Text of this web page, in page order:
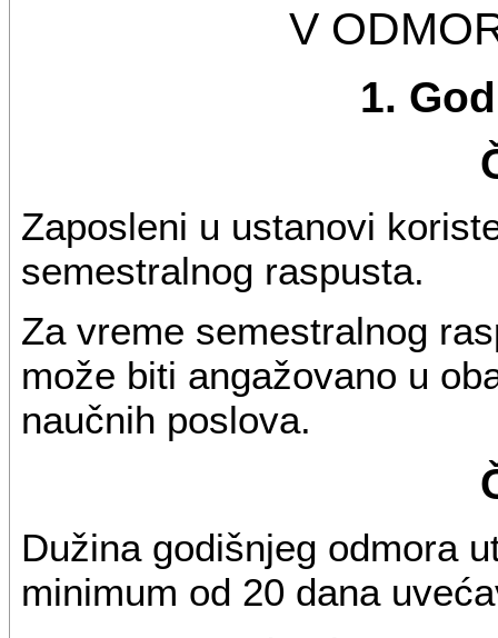
V
1.
Zaposleni u ustanovi
semestralnog raspusta.
Za vreme semestralnog
može biti angažovano u
naučnih poslova.
Dužina godišnjeg odmora
minimum od 20 dana